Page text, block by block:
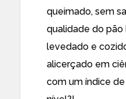
queimado, sem
qualidade do
levedado e
alicerçado em
com um índice